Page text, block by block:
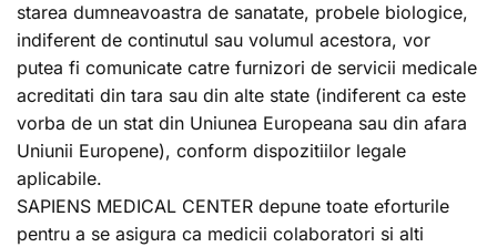
starea dumneavoastra de sanatate, probele biologice,
indiferent de continutul sau volumul acestora, vor
putea fi comunicate catre furnizori de servicii medicale
acreditati din tara sau din alte state (indiferent ca este
vorba de un stat din Uniunea Europeana sau din afara
Uniunii Europene), conform dispozitiilor legale
aplicabile.
SAPIENS MEDICAL CENTER depune toate eforturile
pentru a se asigura ca medicii colaboratori si alti